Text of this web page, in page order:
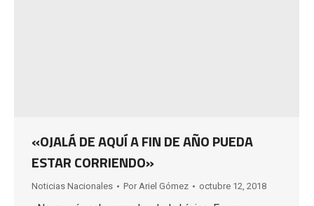
«OJALÁ DE AQUÍ A FIN DE AÑO PUEDA
ESTAR CORRIENDO»
Noticias Nacionales Por Ariel Gómez octubre 12, 2018